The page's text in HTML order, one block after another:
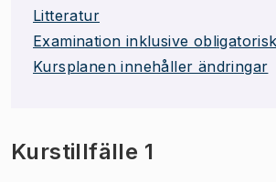
Litteratur
Examination inklusive
Kursplanen innehåller ändringar
Kurstillfälle 1